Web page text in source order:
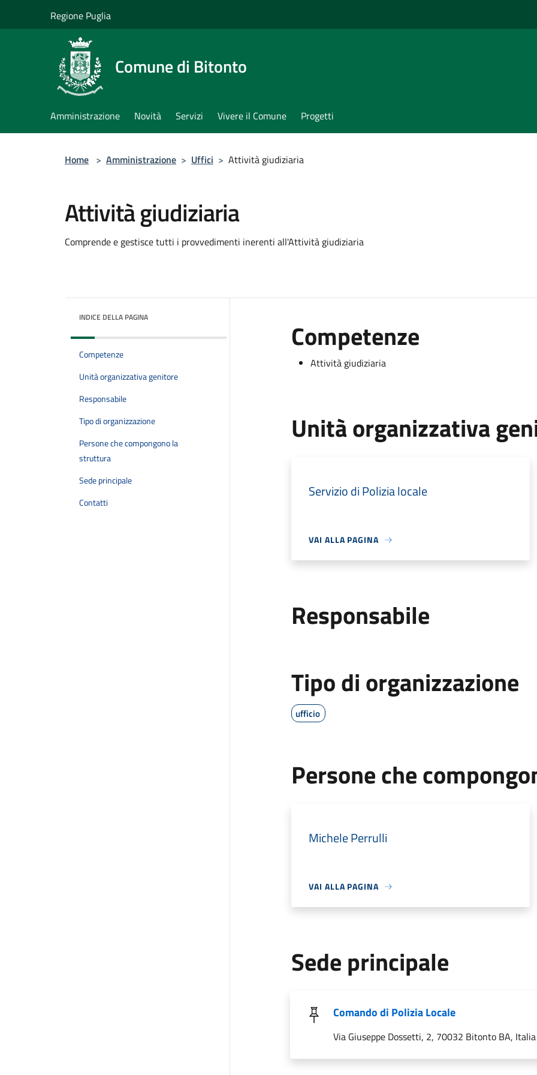
Regione Puglia
Comune di Bitonto
Amministrazione Novità Servizi Vivere il Comune Progetti
Home > Amministrazione > Uffici > Attività giudiziaria
Attività giudiziaria
Comprende e gestisce tutti i provvedimenti inerenti all'Attività giudiziaria
INDICE DELLA PAGINA
Competenze
Unità organizzativa genitore
Responsabile
Tipo di organizzazione
Persone che compongono la
struttura
Sede principale
Contatti
Competenze
Attività giudiziaria
Unità organizzativa
Servizio di Polizia locale
VAI ALLA PAGINA
Responsabile
Tipo di organizzazione
ufficio
Persone che
Michele Perrulli
VAI ALLA PAGINA
Sede principale
Comando di Polizia Locale
Via Giuseppe Dossetti, 2, 70032 Bitonto BA, Italia